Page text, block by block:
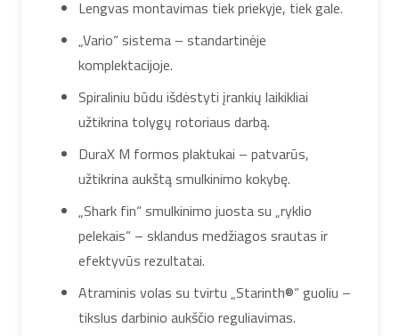
Lengvas montavimas tiek priekyje, tiek gale.
„Vario“ sistema – standartinėje
komplektacijoje.
Spiraliniu būdu išdėstyti įrankių laikikliai
užtikrina tolygų rotoriaus darbą.
DuraX M formos plaktukai – patvarūs,
užtikrina aukštą smulkinimo kokybę.
„Shark fin“ smulkinimo juosta su „ryklio
pelekais“ – sklandus medžiagos srautas ir
efektyvūs rezultatai.
Atraminis volas su tvirtu „Starinth®“ guoliu –
tikslus darbinio aukščio reguliavimas.